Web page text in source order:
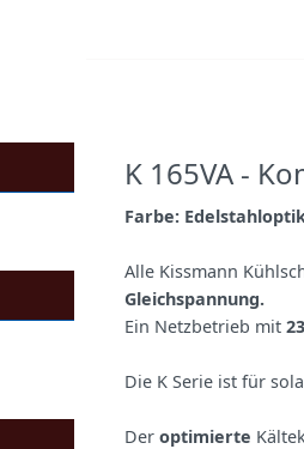
K 165VA -
Farbe:
Alle Kissmann
Gleichspannung.
Ein Netzbetrieb mit
Die K Serie ist für
Der optimierte